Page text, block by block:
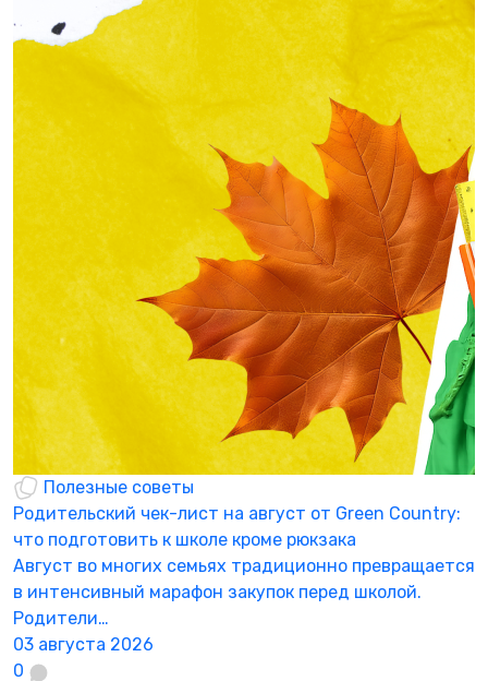
Полезные советы
Родительский чек-лист на август от Green Country:
что подготовить к школе кроме рюкзака
Август во многих семьях традиционно превращается
в интенсивный марафон закупок перед школой.
Родители…
03 августа 2026
0